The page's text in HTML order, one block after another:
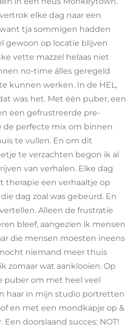
elke dag naar een
want tja sommigen hadden
gewoon op locatie blijven
vette mazzel helaas niet
no-time álles geregeld
kunnen werken. In de HEL,
was het. Met één puber, een
een gefrustreerde pre-
de perfecte mix om binnen
te vullen. En om dit
te verzachten begon ik al
van verhalen. Elke dag
therapie een verhaaltje op
dag zoal was gebeurd. En
Alleen de frustratie
bleef, aangezien ik mensen
die mensen moesten ineens
niemand meer thuis
zomaar wat aanklooien. Op
puber om met heel veel
haar in mijn studio portretten
en met een mondkapje op &
Een doorslaand succes: NOT!